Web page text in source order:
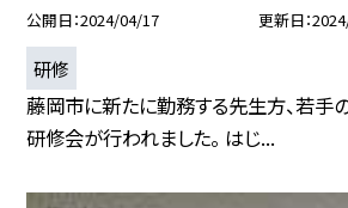
公開日 2024/04/17 更新日
研修
藤岡市に新たに勤務する先生方、若手
研修会が行われました。 はじ...